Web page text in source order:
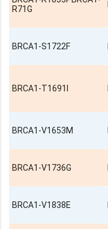
R71G
BRCA1-S1722F
BRCA1-T1691I
BRCA1-V1653M
BRCA1-V1736G
BRCA1-V1838E